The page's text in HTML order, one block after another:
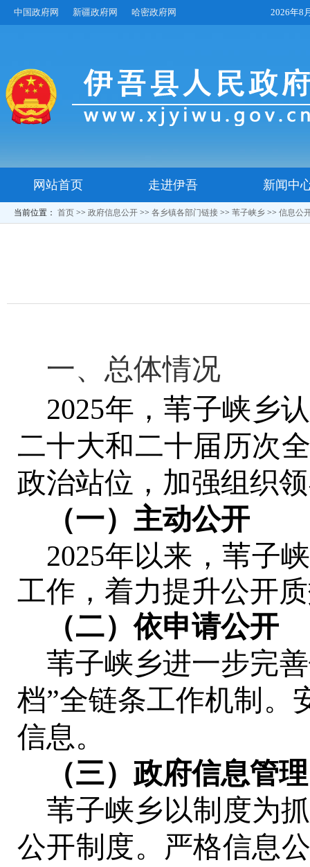
中国政府网 新疆政府网 哈密政府网 2026年8
网站首页 走进伊吾 新闻中
当前位置： 首页 >> 政府信息公开 >> 各乡镇各部门链接 >> 苇子峡乡 >> 信息公
一、总体情况
2025年 ，苇子峡乡
二十大和二十届历次
政治站位，加强组织
（一）主动公开
2025年以来，苇子
工作，着力提升公开
（二）依申请公开
苇子峡乡进一步完
档”全链条工作机制。
信息。
（三）政府信息管理
苇子峡乡以制度为
公开制度。严格信息